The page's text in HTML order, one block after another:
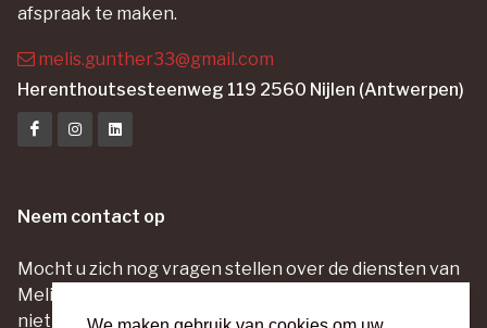
afspraak te maken.
melis.gunther33@gmail.com
Herenthoutsesteenweg 119 2560 Nijlen (Antwerpen)
Neem contact op
Mocht u zich nog vragen stellen over de diensten van
Melis Motor Center in Nijlen-Lier, aarzel dan vooral
niet om meteen contact op te nemen met deze